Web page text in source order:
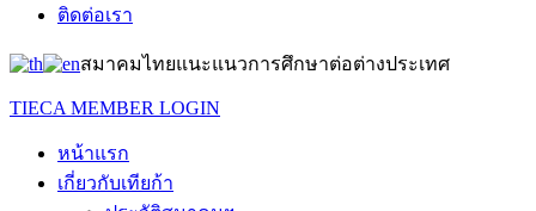
ติดต่อเรา
สมาคมไทยแนะแนวการศึกษาต่อต่างประเทศ
TIECA MEMBER LOGIN
หน้าแรก
เกี่ยวกับเทียก้า